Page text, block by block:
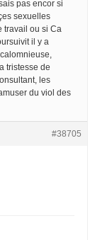
pas encor si
sexuelles
travail ou si Ca
il y a
tristesse de
les
du viol des
#38705